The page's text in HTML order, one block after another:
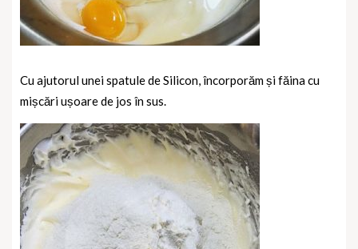
Cu ajutorul unei spatule de Silicon, încorporăm și făina cu
mișcări ușoare de jos în sus.